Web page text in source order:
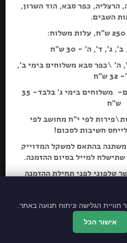
הוספה+
הרצליה, כפר סבא, הוד השרון,
השבים.
ג', ד', ה' - 30 ש"ח
ה' \כפר סבא משלוחים בימי ב',
ש"ח
הוד השרון\רמות השבים- משלוחים בימי ג' בלבד- 35
ש"ח
לפי י"ח מחושב לפי
חשיבות לסכום!
בהתאם למשקל המדוייק
למייל בסיום ההזמנה.
טלפוני לפני תחילת ההזמנה
לסחורה הכי
נגישות מלאה לנכים.
הגלישה וניתוח תנועה באתר.
אישור הכל